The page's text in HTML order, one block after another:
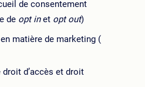
de consentement
de opt inet opt out)
matière de marketing (
d’accès et droit